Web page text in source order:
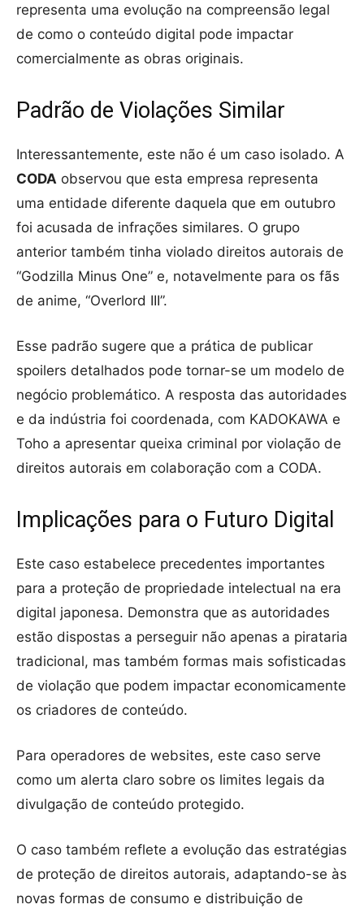
representa uma evolução na compreensão legal
de como o conteúdo digital pode impactar
comercialmente as obras originais.
Padrão de Violações Similar
Interessantemente, este não é um caso isolado. A
CODA observou que esta empresa representa
uma entidade diferente daquela que em outubro
foi acusada de infrações similares. O grupo
anterior também tinha violado direitos autorais de
“Godzilla Minus One” e, notavelmente para os fãs
de anime, “Overlord III”.
Esse padrão sugere que a prática de publicar
spoilers detalhados pode tornar-se um modelo de
negócio problemático. A resposta das autoridades
e da indústria foi coordenada, com KADOKAWA e
Toho a apresentar queixa criminal por violação de
direitos autorais em colaboração com a CODA.
Implicações para o Futuro Digital
Este caso estabelece precedentes importantes
para a proteção de propriedade intelectual na era
digital japonesa. Demonstra que as autoridades
estão dispostas a perseguir não apenas a pirataria
tradicional, mas também formas mais sofisticadas
de violação que podem impactar economicamente
os criadores de conteúdo.
Para operadores de websites, este caso serve
como um alerta claro sobre os limites legais da
divulgação de conteúdo protegido.
O caso também reflete a evolução das estratégias
de proteção de direitos autorais, adaptando-se às
novas formas de consumo e distribuição de